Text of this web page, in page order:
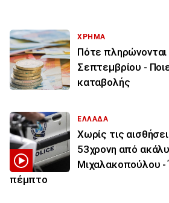
ΧΡΗΜΑ
Πότε πληρώνονται
Σεπτεμβρίου -
καταβολής
ΕΛΛΑΔΑ
Χωρίς τις
53χρονη από
Μιχαλακοπούλου
πέμπτο